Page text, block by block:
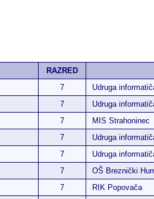
RAZRED
7 Udruga
7 Udruga
7 MIS Strahoninec
7 Udruga
7 Udruga
7 OŠ Breznički
7 RIK Popovača